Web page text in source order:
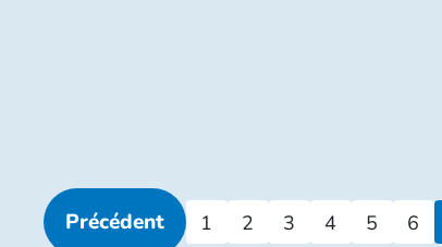
Précédent 1 2 3 4 5 6